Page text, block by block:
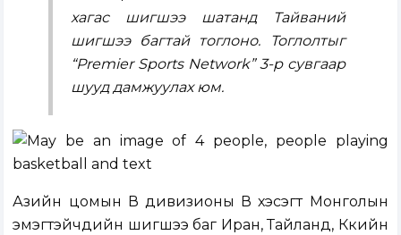
хагас шигшээ шатанд Тайваний
шигшээ багтай тоглоно. Тоглолтыг
“Premier Sports Network” 3-р сувгаар
шууд дамжуулах юм.
Азийн цомын В дивизионы В хэсэгт Монголын
эмэгтэйчүүдийн шигшээ баг Иран, Тайланд, Күкийн